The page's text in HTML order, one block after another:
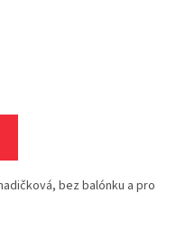
bez balónku a pro